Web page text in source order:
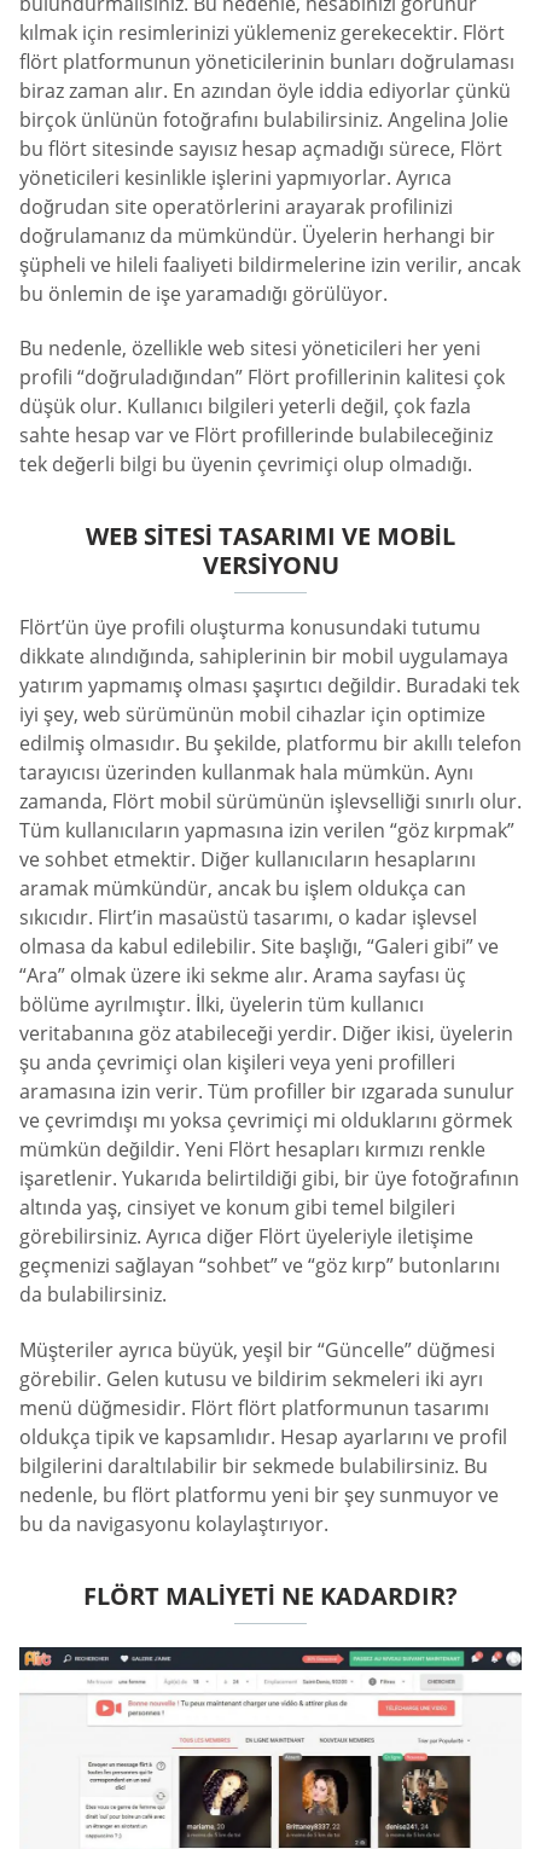
kılmak için resimlerinizi yüklemeniz gerekecektir. Flört
flört platformunun yöneticilerinin bunları doğrulaması
biraz zaman alır. En azından öyle iddia ediyorlar çünkü
birçok ünlünün fotoğrafını bulabilirsiniz. Angelina Jolie
bu flört sitesinde sayısız hesap açmadığı sürece, Flört
yöneticileri kesinlikle işlerini yapmıyorlar. Ayrıca
doğrudan site operatörlerini arayarak profilinizi
doğrulamanız da mümkündür. Üyelerin herhangi bir
şüpheli ve hileli faaliyeti bildirmelerine izin verilir, ancak
bu önlemin de işe yaramadığı görülüyor.
Bu nedenle, özellikle web sitesi yöneticileri her yeni
profili “doğruladığından” Flört profillerinin kalitesi çok
düşük olur. Kullanıcı bilgileri yeterli değil, çok fazla
sahte hesap var ve Flört profillerinde bulabileceğiniz
tek değerli bilgi bu üyenin çevrimiçi olup olmadığı.
WEB SITESI TASARIMI VE MOBIL
VERSIYONU
Flört’ün üye profili oluşturma konusundaki tutumu
dikkate alındığında, sahiplerinin bir mobil uygulamaya
yatırım yapmamış olması şaşırtıcı değildir. Buradaki tek
iyi şey, web sürümünün mobil cihazlar için optimize
edilmiş olmasıdır. Bu şekilde, platformu bir akıllı telefon
tarayıcısı üzerinden kullanmak hala mümkün. Aynı
zamanda, Flört mobil sürümünün işlevselliği sınırlı olur.
Tüm kullanıcıların yapmasına izin verilen “göz kırpmak”
ve sohbet etmektir. Diğer kullanıcıların hesaplarını
aramak mümkündür, ancak bu işlem oldukça can
sıkıcıdır. Flirt’in masaüstü tasarımı, o kadar işlevsel
olmasa da kabul edilebilir. Site başlığı, “Galeri gibi” ve
“Ara” olmak üzere iki sekme alır. Arama sayfası üç
bölüme ayrılmıştır. İlki, üyelerin tüm kullanıcı
veritabanına göz atabileceği yerdir. Diğer ikisi, üyelerin
şu anda çevrimiçi olan kişileri veya yeni profilleri
aramasına izin verir. Tüm profiller bir ızgarada sunulur
ve çevrimdışı mı yoksa çevrimiçi mi olduklarını görmek
mümkün değildir. Yeni Flört hesapları kırmızı renkle
işaretlenir. Yukarıda belirtildiği gibi, bir üye fotoğrafının
altında yaş, cinsiyet ve konum gibi temel bilgileri
görebilirsiniz. Ayrıca diğer Flört üyeleriyle iletişime
geçmenizi sağlayan “sohbet” ve “göz kırp” butonlarını
da bulabilirsiniz.
Müşteriler ayrıca büyük, yeşil bir “Güncelle” düğmesi
görebilir. Gelen kutusu ve bildirim sekmeleri iki ayrı
menü düğmesidir. Flört flört platformunun tasarımı
oldukça tipik ve kapsamlıdır. Hesap ayarlarını ve profil
bilgilerini daraltılabilir bir sekmede bulabilirsiniz. Bu
nedenle, bu flört platformu yeni bir şey sunmuyor ve
bu da navigasyonu kolaylaştırıyor.
FLÖRT MALIYETI NE KADARDIR?